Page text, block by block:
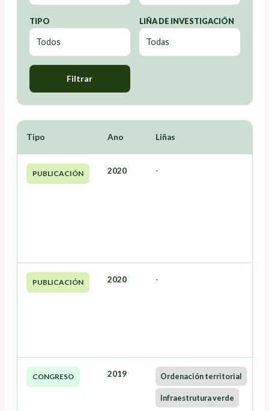
TIPO LIÑA DE INVESTIGACIÓN
Filtrar
Tipo Ano Liñas
PUBLICACIÓN 2020 -
PUBLICACIÓN 2020 -
CONGRESO 2019 Ordenación territorial
Infraestrutura verde